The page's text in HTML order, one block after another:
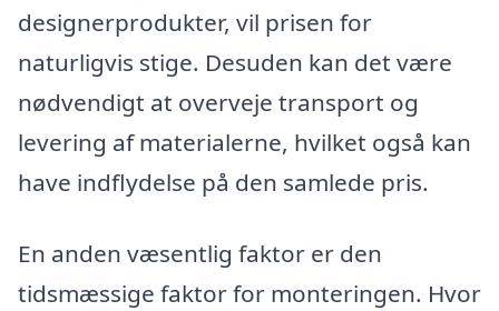
designerprodukter, vil prisen for
naturligvis stige. Desuden kan det være
nødvendigt at overveje transport og
levering af materialerne, hvilket også kan
have indflydelse på den samlede pris.
En anden væsentlig faktor er den
tidsmæssige faktor for monteringen. Hvor